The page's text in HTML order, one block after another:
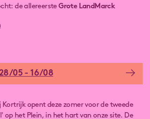
de allereersteGrote LandMarck
voor jong en oud, waarbij je
05 - 16/08
Kortrijk opent deze zomer voor de tweede
op het Plein, in het hart van onze site. De